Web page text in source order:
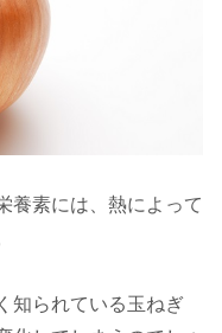
養素には、熱によって
知られている玉ねぎ